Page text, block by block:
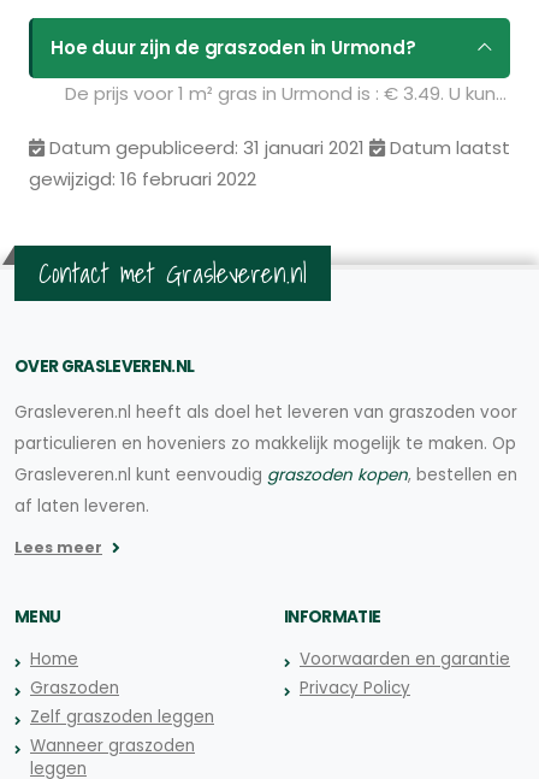
Hoe duur zijn de graszoden in Urmond?
De prijs voor 1 m² gras in Urmond is : € 3.49. U kunt deze graszoden bestellen via de volgende link:
Datum gepubliceerd: 31 januari 2021
Datum laatst
gewijzigd: 16 februari 2022
Contact met Grasleveren.nl
OVER GRASLEVEREN.NL
Grasleveren.nl heeft als doel het leveren van graszoden voor
particulieren en hoveniers zo makkelijk mogelijk te maken. Op
Grasleveren.nl kunt eenvoudig graszoden kopen, bestellen en
af laten leveren.
Lees meer
MENU
Home
Graszoden
Zelf graszoden leggen
Wanneer graszoden
leggen
INFORMATIE
Voorwaarden en garantie
Privacy Policy